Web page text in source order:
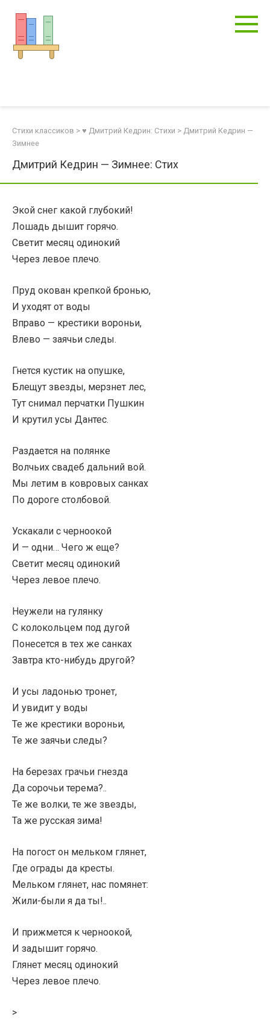
контенту
Стихи классиков > ♥ Дмитрий Кедрин: Стихи > Дмитрий Кедрин —
Зимнее
Дмитрий Кедрин — Зимнее: Стих
Экой снег какой глубокий!
Лошадь дышит горячо.
Светит месяц одинокий
Через левое плечо.
Пруд окован крепкой бронью,
И уходят от воды
Вправо — крестики вороньи,
Влево — заячьи следы.
Гнется кустик на опушке,
Блещут звезды, мерзнет лес,
Тут снимал перчатки Пушкин
И крутил усы Дантес.
Раздается на полянке
Волчьих свадеб дальний вой.
Мы летим в ковровых санках
По дороге столбовой.
Ускакали с черноокой
И — одни… Чего ж еще?
Светит месяц одинокий
Через левое плечо.
Неужели на гулянку
С колокольцем под дугой
Понесется в тех же санках
Завтра кто-нибудь другой?
И усы ладонью тронет,
И увидит у воды
Те же крестики вороньи,
Те же заячьи следы?
На березах грачьи гнезда
Да сорочьи терема?..
Те же волки, те же звезды,
Та же русская зима!
На погост он мельком глянет,
Где ограды да кресты.
Мельком глянет, нас помянет:
Жили-были я да ты!..
И прижмется к черноокой,
И задышит горячо.
Глянет месяц одинокий
Через левое плечо.
>